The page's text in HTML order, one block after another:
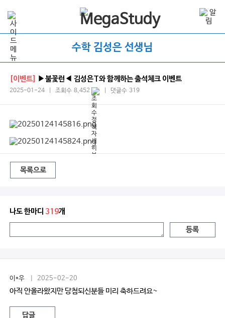
수학 김성은 선생님
[이벤트] ▶불꽃런◀ 김성은T와 함께하는 출석체크 이벤트
2025-01-24 | 조회수 8,452 | 댓글수 319
목록으로
나도 한마디 319개
등록
이*우 | 2025-02-20
아직 안올라왔지만 당첨되신분들 미리 축하드려요~
답글